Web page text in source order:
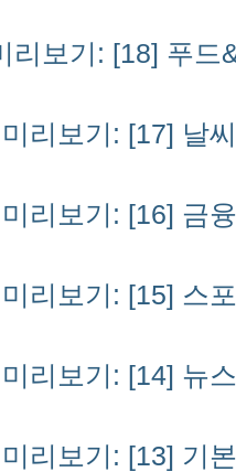
리보기: [18] 푸드
리보기: [17] 날
리보기: [16] 금
리보기: [15] 스
리보기: [14] 뉴
리보기: [13] 기